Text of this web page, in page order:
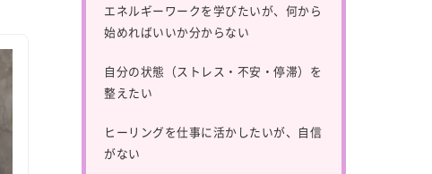
エネルギーワークを学びたいが、何から
始めればいいか分からない
自分の状態（ストレス・不安・停滞）を
整えたい
ヒーリングを仕事に活かしたいが、自信
がない